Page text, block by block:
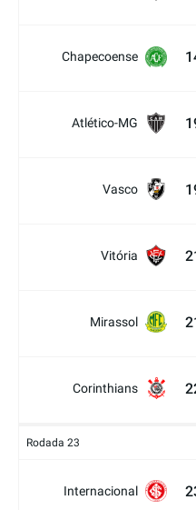
Chapecoense
Atlético-MG
Vasco
Vitória
Mirassol
Corinthians
Rodada 23
Internacional